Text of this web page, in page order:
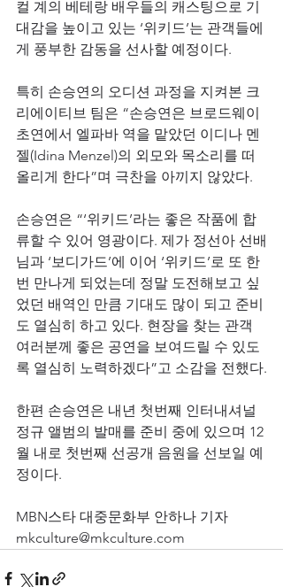
컬 계의 베테랑 배우들의 캐스팅으로 기
대감을 높이고 있는 ‘위키드’는 관객들에
게 풍부한 감동을 선사할 예정이다.
특히 손승연의 오디션 과정을 지켜본 크
리에이티브 팀은 “손승연은 브로드웨이
초연에서 엘파바 역을 맡았던 이디나 멘
젤(Idina Menzel)의 외모와 목소리를 떠
올리게 한다”며 극찬을 아끼지 않았다.
손승연은 “‘위키드’라는 좋은 작품에 합
류할 수 있어 영광이다. 제가 정선아 선배
님과 ‘보디가드’에 이어 ‘위키드’로 또 한
번 만나게 되었는데 정말 도전해보고 싶
었던 배역인 만큼 기대도 많이 되고 준비
도 열심히 하고 있다. 현장을 찾는 관객
여러분께 좋은 공연을 보여드릴 수 있도
록 열심히 노력하겠다”고 소감을 전했다.
한편 손승연은 내년 첫번째 인터내셔널
정규 앨범의 발매를 준비 중에 있으며 12
월 내로 첫번째 선공개 음원을 선보일 예
정이다.
MBN스타 대중문화부 안하나 기자
mkculture@mkculture.com